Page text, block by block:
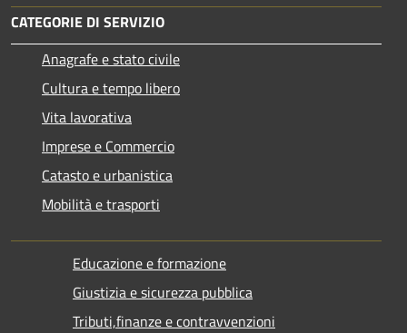
CATEGORIE DI SERVIZIO
Anagrafe e stato civile
Cultura e tempo libero
Vita lavorativa
Imprese e Commercio
Catasto e urbanistica
Mobilità e trasporti
Educazione e formazione
Giustizia e sicurezza pubblica
Tributi,finanze e contravvenzioni